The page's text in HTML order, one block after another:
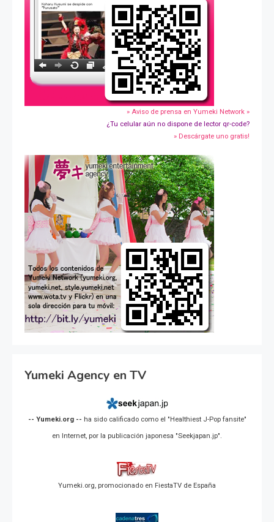
» Aviso de prensa en Yumeki Network »
¿Tu celular aún no dispone de lector qr-code?
» Descárgate uno gratis!
Yumeki Agency en TV
-- Yumeki.org -- ha sido calificado como el "Healthiest J-Pop fansite"
en Internet, por la publicación japonesa "Seekjapan.jp".
Yumeki.org, promocionado en FiestaTV de España